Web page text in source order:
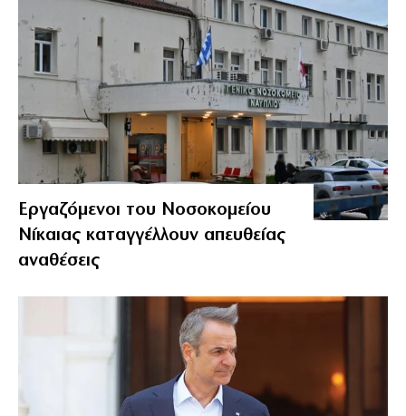
Εργαζόμενοι του Νοσοκομείου
Νίκαιας καταγγέλλουν απευθείας
αναθέσεις